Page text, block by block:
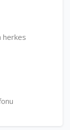
herkes